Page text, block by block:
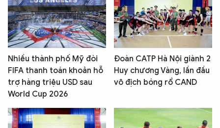
Nhiều thành phố Mỹ đòi
FIFA thanh toán khoản hỗ
trợ hàng triệu USD sau
World Cup 2026
Đoàn CATP Hà Nội giành 2
Huy chương Vàng, lần đầu
vô địch bóng rổ CAND